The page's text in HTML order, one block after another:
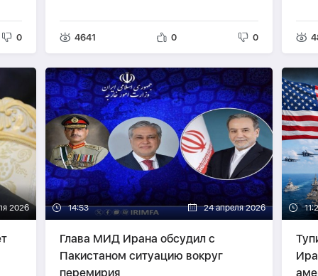
0 4641 0 0
2026 14:53 24 апреля 2026
Глава МИД Ирана обсудил с
Пакистаном ситуацию вокруг
перемирия